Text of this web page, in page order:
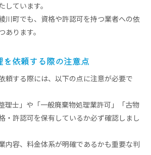
ています。
川町でも、資格や許認可を持つ業者への依
ります。
依頼する際の注意点
頼する際には、以下の点に注意が必要で
理士」や「一般廃棄物処理業許可」「古物
・許認可を保有しているか必ず確認しまし
内容、料金体系が明確であるかも重要な判